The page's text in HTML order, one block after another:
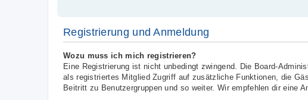
Registrierung und Anmeldung
Wozu muss ich mich registrieren?
Eine Registrierung ist nicht unbedingt zwingend. Die Board-
als registriertes Mitglied Zugriff auf zusätzliche Funktionen, die
Beitritt zu Benutzergruppen und so weiter. Wir empfehlen dir eine